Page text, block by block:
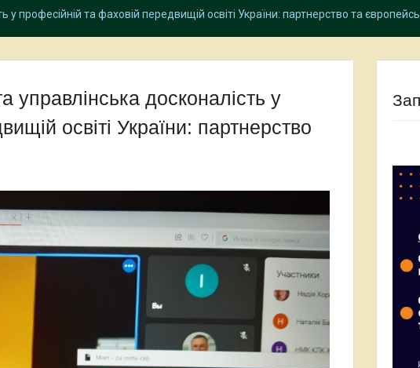
у професійній та фаховій передвищій освіті України: партнерство та
управлінська досконалість у
освіті України: партнерство